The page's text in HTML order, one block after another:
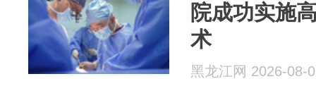
院成功实施
术
黑龙江网 2026-08-